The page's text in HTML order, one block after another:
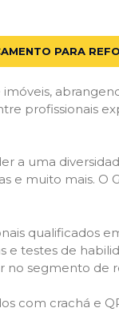
PARA
profissionais
a uma
e muito mais. O
qualificados
testes de
no segmento de
com crachá e